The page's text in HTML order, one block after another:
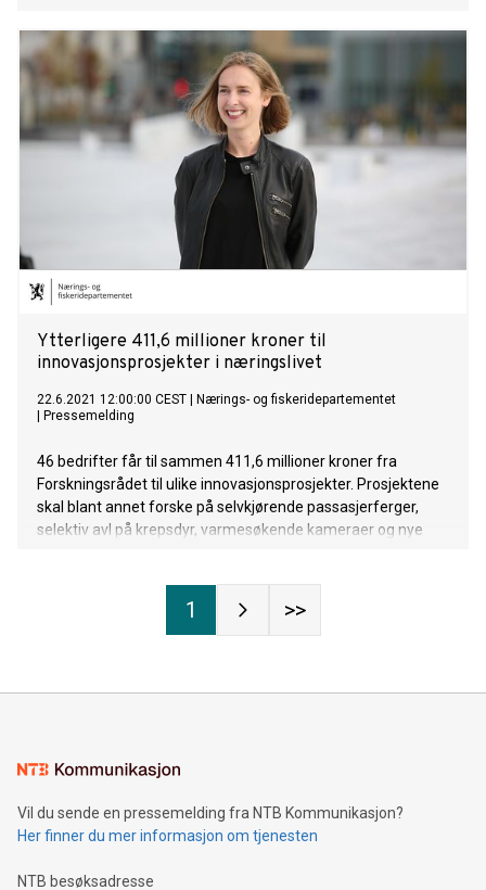
Ytterligere 411,6 millioner kroner til
innovasjonsprosjekter i næringslivet
22.6.2021 12:00:00 CEST
Nærings- og fiskeridepartementet
Pressemelding
46 bedrifter får til sammen 411,6 millioner kroner fra
Forskningsrådet til ulike innovasjonsprosjekter. Prosjektene
skal blant annet forske på selvkjørende passasjerferger,
selektiv avl på krepsdyr, varmesøkende kameraer og nye
1 >>
Vil du sende en pressemelding fra NTB Kommunikasjon?
Her finner du mer informasjon om tjenesten
NTB besøksadresse